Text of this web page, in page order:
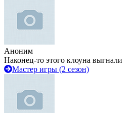
Аноним
Наконец-то этого клоуна выгнали
Мастер игры (2 сезон)